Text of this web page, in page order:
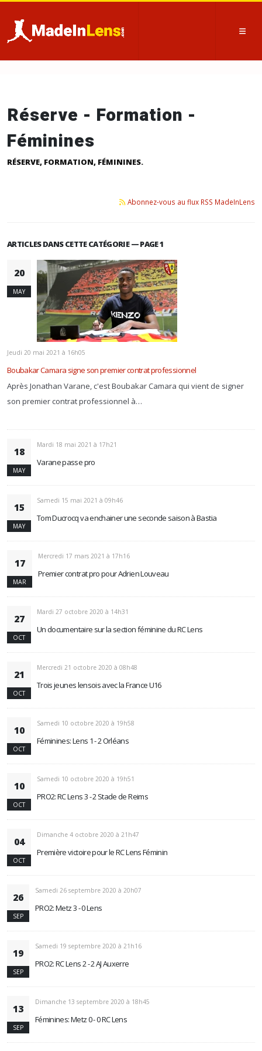
Réserve - Formation -
Féminines
RÉSERVE, FORMATION, FÉMININES.
Abonnez-vous au flux RSS MadeInLens
ARTICLES DANS CETTE CATÉGORIE — PAGE 1
20
MAY
Jeudi 20 mai 2021 à 16h05
Boubakar Camara signe son premier contrat professionnel
Après Jonathan Varane, c'est Boubakar Camara qui vient de signer
son premier contrat professionnel à…
18
MAY
Mardi 18 mai 2021 à 17h21
Varane passe pro
15
MAY
Samedi 15 mai 2021 à 09h46
Tom Ducrocq va enchainer une seconde saison à Bastia
17
MAR
Mercredi 17 mars 2021 à 17h16
Premier contrat pro pour Adrien Louveau
27
OCT
Mardi 27 octobre 2020 à 14h31
Un documentaire sur la section féminine du RC Lens
21
OCT
Mercredi 21 octobre 2020 à 08h48
Trois jeunes lensois avec la France U16
10
OCT
Samedi 10 octobre 2020 à 19h58
Féminines: Lens 1 - 2 Orléans
10
OCT
Samedi 10 octobre 2020 à 19h51
PRO2: RC Lens 3 - 2 Stade de Reims
04
OCT
Dimanche 4 octobre 2020 à 21h47
Première victoire pour le RC Lens Féminin
26
SEP
Samedi 26 septembre 2020 à 20h07
PRO2: Metz 3 - 0 Lens
19
SEP
Samedi 19 septembre 2020 à 21h16
PRO2: RC Lens 2 - 2 AJ Auxerre
13
SEP
Dimanche 13 septembre 2020 à 18h45
Féminines: Metz 0 - 0 RC Lens